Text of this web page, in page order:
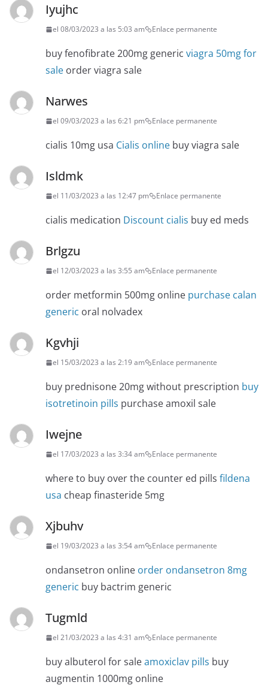
Iyujhc
el 08/03/2023 a las 5:03 am Enlace permanente
buy fenofibrate 200mg generic viagra 50mg for
sale order viagra sale
Narwes
el 09/03/2023 a las 6:21 pm Enlace permanente
cialis 10mg usa Cialis online buy viagra sale
Isldmk
el 11/03/2023 a las 12:47 pm Enlace permanente
cialis medication Discount cialis buy ed meds
Brlgzu
el 12/03/2023 a las 3:55 am Enlace permanente
order metformin 500mg online purchase calan
generic oral nolvadex
Kgvhji
el 15/03/2023 a las 2:19 am Enlace permanente
buy prednisone 20mg without prescription buy
isotretinoin pills purchase amoxil sale
Iwejne
el 17/03/2023 a las 3:34 am Enlace permanente
where to buy over the counter ed pills fildena
usa cheap finasteride 5mg
Xjbuhv
el 19/03/2023 a las 3:54 am Enlace permanente
ondansetron online order ondansetron 8mg
generic buy bactrim generic
Tugmld
el 21/03/2023 a las 4:31 am Enlace permanente
buy albuterol for saleamoxiclav pills buy
augmentin 1000mg online